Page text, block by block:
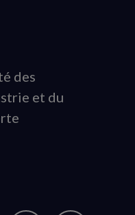
des
et du